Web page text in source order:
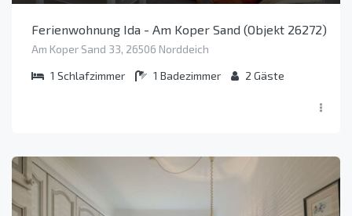
Ferienwohnung Ida - Am Koper Sand (Objekt 26272)
Am Koper Sand 33, 26506 Norddeich
1 Schlafzimmer 1 Badezimmer 2 Gäste